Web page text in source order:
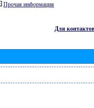
Прочая информация
Для контактов